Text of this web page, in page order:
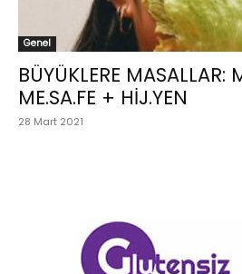
Genel
BÜYÜKLERE MASALLAR:
ME.SA.FE + HİJ.YEN
28 Mart 2021